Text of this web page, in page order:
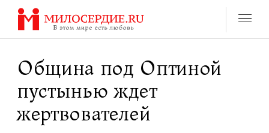
Перейти
содержанию
Община под Оптиной
пустынью ждет
жертвователей